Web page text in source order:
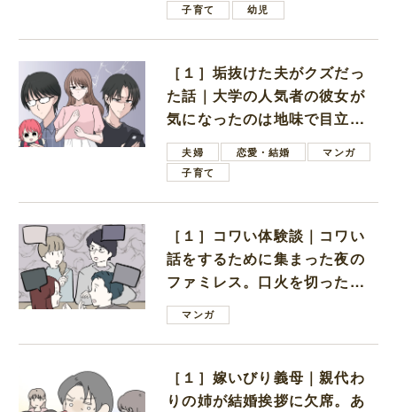
子育て
幼児
［１］垢抜けた夫がクズだっ
た話｜大学の人気者の彼女が
気になったのは地味で目立た
ない男子学生
夫婦 恋愛・結婚
マンガ
子育て
［１］コワい体験談｜コワい
話をするために集まった夜の
ファミレス。口火を切ったの
は電車好きの男の子ママ
マンガ
［１］嫁いびり義母｜親代わ
りの姉が結婚挨拶に欠席。あ